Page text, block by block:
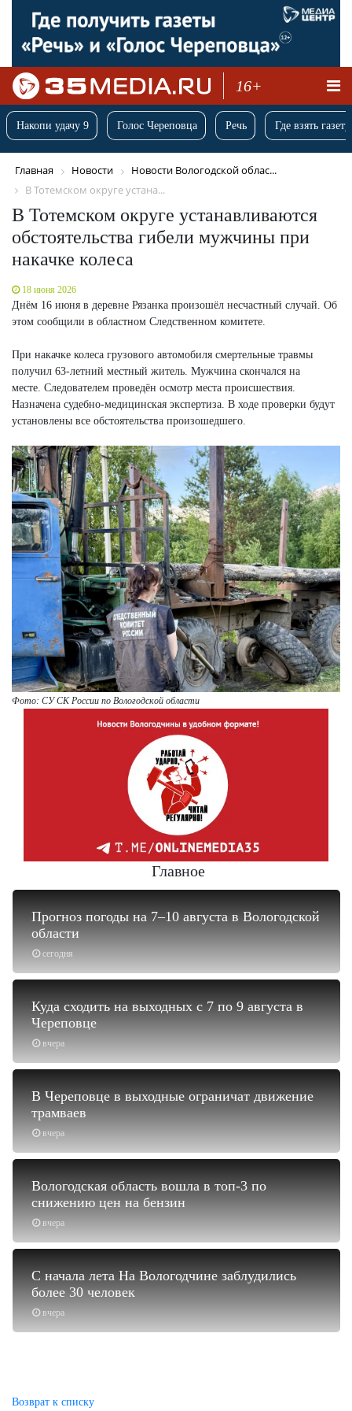
16+
Накопи удачу 9 Голос Череповца Речь Где взять
Главная Новости
Новости Вологодской облас...
В Тотемском округе устана...
В Тотемском округе устанавливаются
обстоятельства гибели мужчины при
накачке колеса
18 июня 2026
Днём 16 июня в деревне Рязанка произошёл несчастный случай. Об
этом сообщили в областном Следственном комитете.
При накачке колеса грузового автомобиля смертельные травмы
получил 63-летний местный житель. Мужчина скончался на
месте. Следователем проведён осмотр места происшествия.
Назначена судебно-медицинская экспертиза. В ходе проверки будут
установлены все обстоятельства произошедшего.
Фото: СУ СК России по Вологодской области
Главное
сегодня
Прогноз погоды на 7–10 августа в Вологодской
области
вчера
Куда сходить на выходных с 7 по 9 августа в
Череповце
вчера
В Череповце в выходные ограничат движение
трамваев
вчера
Вологодская область вошла в топ-3 по
снижению цен на бензин
вчера
С начала лета На Вологодчине заблудились
более 30 человек
Возврат к списку